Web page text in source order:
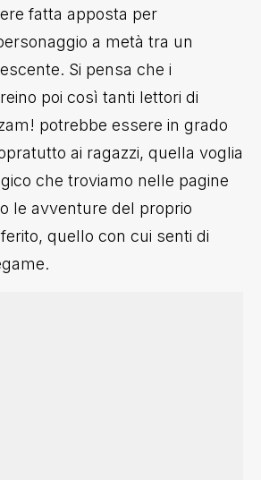
fatta apposta per
a metà tra un
Si pensa che i
poi così tanti lettori di
potrebbe essere in grado
ai ragazzi, quella voglia
che troviamo nelle pagine
le avventure del proprio
quello con cui senti di